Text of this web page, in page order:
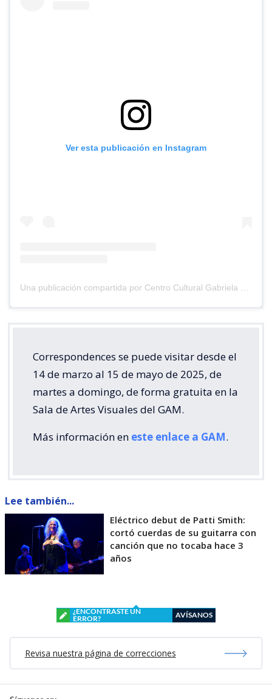
Ver esta publicación en Instagram
Una publicación compartida por Centro Cultural Gabriela Mistral GAM (@centrogam)
Correspondences se puede visitar desde el
14 de marzo al 15 de mayo de 2025, de
martes a domingo, de forma gratuita en la
Sala de Artes Visuales del GAM.
Más información en este enlace a GAM.
Lee también...
Eléctrico debut de Patti Smith:
cortó cuerdas de su guitarra con
canción que no tocaba hace 3
años
¿ENCONTRASTE UN
ERROR?
AVÍSANOS
Revisa nuestra página de correcciones